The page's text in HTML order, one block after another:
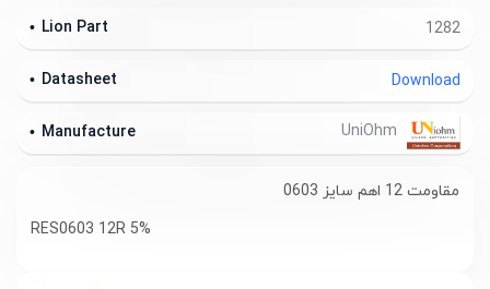
1282
Lion Part
Download
Datasheet
Manufacture
مقاومت 12 اهم سایز 0603
RES0603 12R 5%